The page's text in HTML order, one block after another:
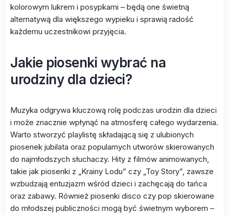
kolorowym lukrem i posypkami – będą one świetną
alternatywą dla większego wypieku i sprawią radość
każdemu uczestnikowi przyjęcia.
Jakie piosenki wybrać na
urodziny dla dzieci?
Muzyka odgrywa kluczową rolę podczas urodzin dla dzieci
i może znacznie wpłynąć na atmosferę całego wydarzenia.
Warto stworzyć playlistę składającą się z ulubionych
piosenek jubilata oraz popularnych utworów skierowanych
do najmłodszych słuchaczy. Hity z filmów animowanych,
takie jak piosenki z „Krainy Lodu” czy „Toy Story”, zawsze
wzbudzają entuzjazm wśród dzieci i zachęcają do tańca
oraz zabawy. Również piosenki disco czy pop skierowane
do młodszej publiczności mogą być świetnym wyborem –